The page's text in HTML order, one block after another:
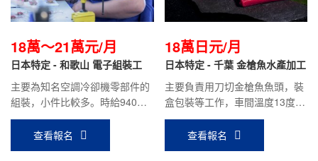
18萬～21萬元/月
日本特定 - 和歌山 電子組裝工
主要為知名空調冷卻機零部件的
組裝，小件比較多。時給940日
元，平均到手工資：18萬～21萬
查看報名
18萬日元/月
日本特定 - 千葉 金槍魚水產加工
主要負責用刀切金槍魚魚頭，裝
盒包裝等工作，車間溫度13度左
右。時給1100日元，目前在職人
員平均到手工資：18萬左右。
查看報名